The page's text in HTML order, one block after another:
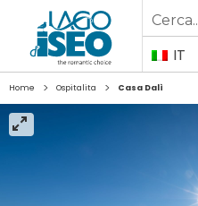
Search
for:
IT
Home > Ospitalita > Casa Dalì